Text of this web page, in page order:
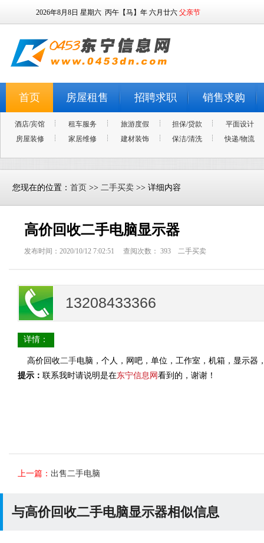
2026年8月8日 星期六 丙午【马】年 六月廿六 父亲节
首页 房屋租售 招聘求职 销售求购
酒店/宾馆 租车服务 旅游度假 担保/贷款
平面设计
房屋装修
家居维修 建材装饰 保洁/清洗 快递/物流
您现在的位置： 首页 >> 二手买卖 >> 详细内容
高价回收二手电脑显示器
发布时间：2020/10/12 7:02:51 查阅次数： 393 二手买卖
13208433366
详情：
高价回收二手电脑，个人，网吧，单位，工作室，机箱，显示器
提示： 联系我时请说明是在东宁信息网 看到的，谢谢！
上一篇： 出售二手电脑
与高价回收二手电脑显示器相似信息